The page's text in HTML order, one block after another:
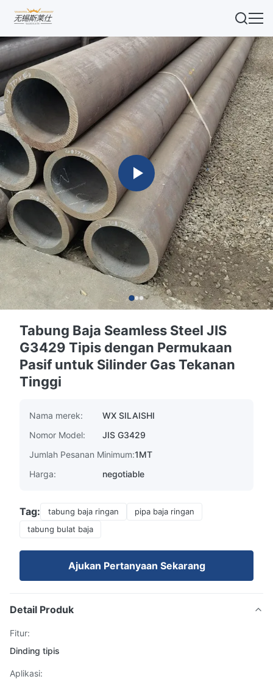
Tabung Baja Seamless Steel JIS
G3429 Tipis dengan Permukaan
Pasif untuk Silinder Gas Tekanan
Tinggi
Nama merek:
WX SILAISHI
Nomor Model:
JIS G3429
Jumlah Pesanan Minimum:1MT
Harga:
negotiable
Tag: tabung baja ringan
pipa baja ringan
tabung bulat baja
Ajukan Pertanyaan Sekarang
Detail Produk
Fitur:
Dinding tipis
Aplikasi: